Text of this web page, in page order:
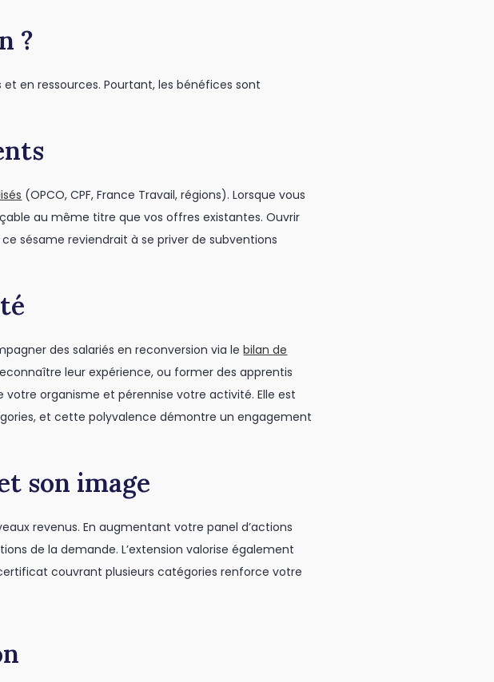
?
en ressources. Pourtant, les bénéfices sont
(OPCO, CPF, France Travail, régions). Lorsque vous
au même titre que vos offres existantes. Ouvrir
sésame reviendrait à se priver de subventions
des salariés en reconversion via lebilan de
leur expérience, ou former des apprentis
organisme et pérennise votre activité. Elle est
et cette polyvalence démontre un engagement
son image
revenus. En augmentant votre panel d’actions
de la demande. L’extension valorise également
couvrant plusieurs catégories renforce votre